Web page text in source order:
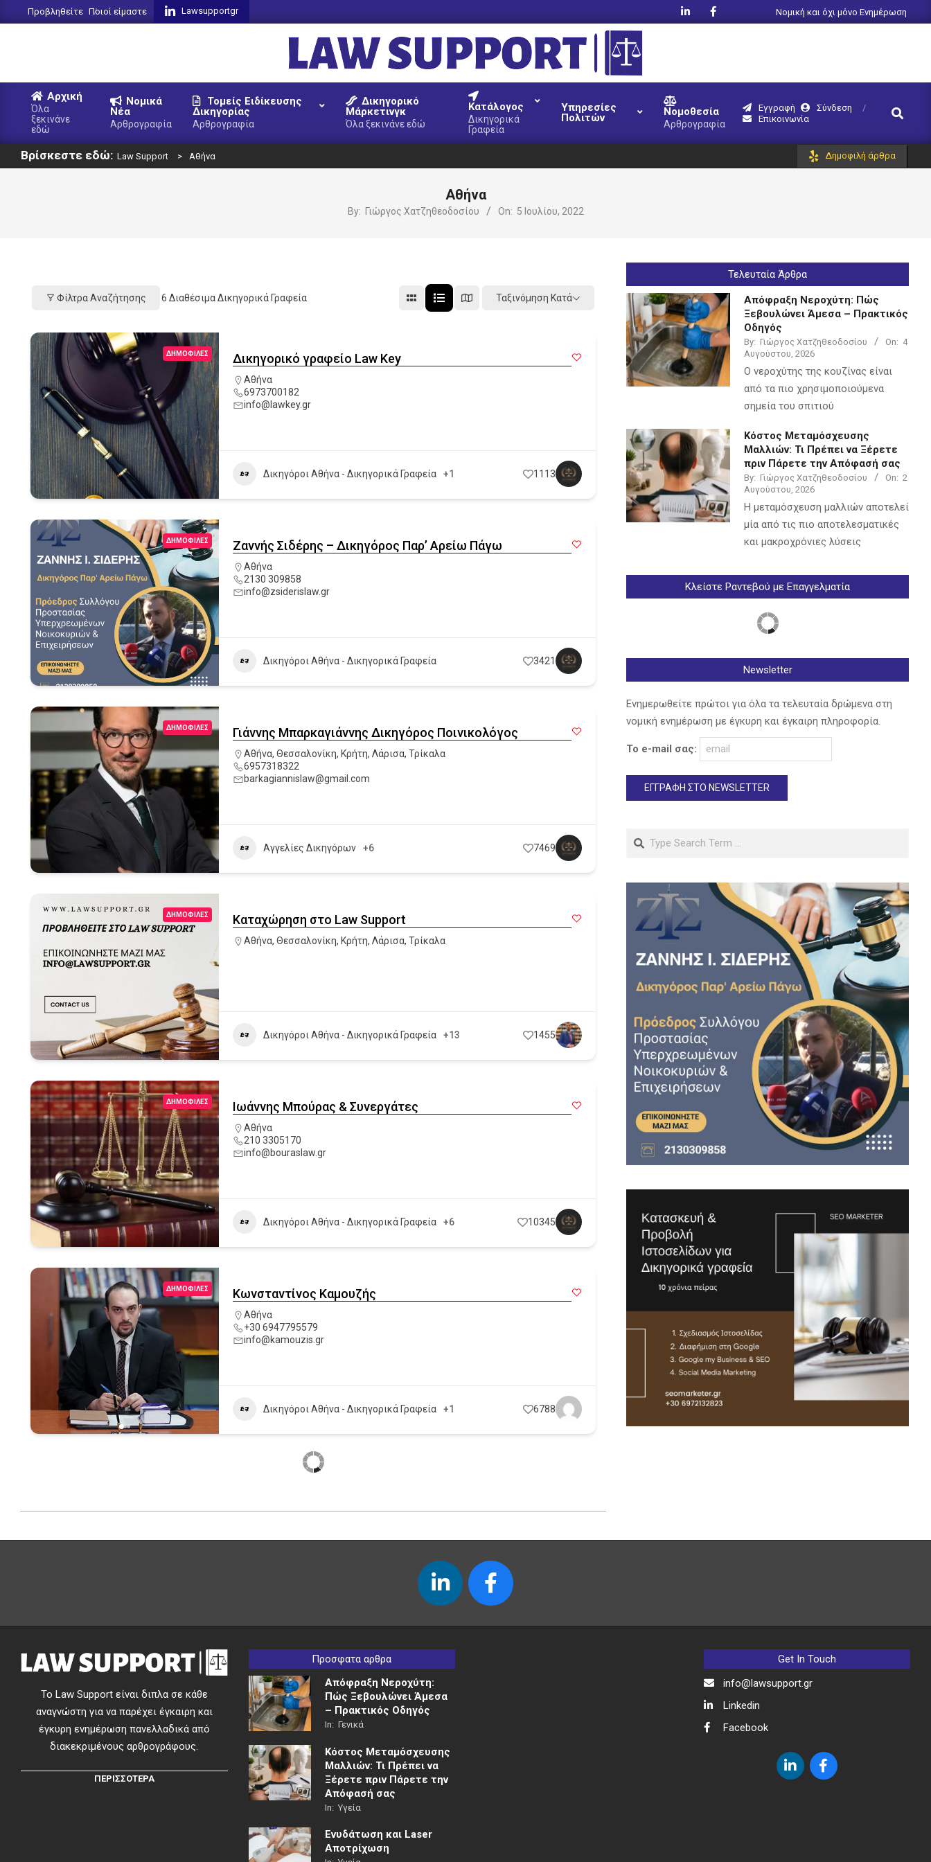
to
Προβληθείτε Ποιοί είμαστε Lawsupportgr Νομική και όχι μόνο Ενημέρωση
LAW
SUPPORT
Primary
Menu
Αρχική
Όλα
ξεκινάνε
εδώ
Νομικά
Νέα
Αρθρογραφία
Τομείς Ειδίκευσης
Δικηγορίας
Αρθρογραφία
Δικηγορικό
Μάρκετινγκ
Όλα ξεκινάνε εδώ
Κατάλογος
Δικηγορικά
Γραφεία
Υπηρεσίες
Πολιτών
Νομοθεσία
Αρθρογραφία
Εγγραφή
Σύνδεση
Επικοινωνία
Search
Βρίσκεστε εδώ: Law Support > Αθήνα Δημοφιλή άρθρα
Αθήνα
By: Γιώργος Χατζηθεοδοσίου On: 5 Ιουλίου, 2022
Φίλτρα Αναζήτησης 6 Διαθέσιμα Δικηγορικά Γραφεία Ταξινόμηση Κατά
ΔΗΜΟΦΙΛΈΣ Δικηγορικό γραφείο Law Key
Αθήνα
6973700182
info@lawkey.gr
Δικηγόροι Αθήνα - Δικηγορικά Γραφεία +1 1113
ΔΗΜΟΦΙΛΈΣ Ζαννής Σιδέρης – Δικηγόρος Παρ’ Αρείω Πάγω
Αθήνα
2130 309858
info@zsiderislaw.gr
Δικηγόροι Αθήνα - Δικηγορικά Γραφεία 3421
ΔΗΜΟΦΙΛΈΣ Γιάννης Μπαρκαγιάννης Δικηγόρος Ποινικολόγος
Αθήνα, Θεσσαλονίκη, Κρήτη, Λάρισα, Τρίκαλα
6957318322
barkagiannislaw@gmail.com
Αγγελίες Δικηγόρων +6 7469
ΔΗΜΟΦΙΛΈΣ Καταχώρηση στο Law Support
Αθήνα, Θεσσαλονίκη, Κρήτη, Λάρισα, Τρίκαλα
Δικηγόροι Αθήνα - Δικηγορικά Γραφεία +13 1455
ΔΗΜΟΦΙΛΈΣ Ιωάννης Μπούρας & Συνεργάτες
Αθήνα
210 3305170
info@bouraslaw.gr
Δικηγόροι Αθήνα - Δικηγορικά Γραφεία +6 10345
ΔΗΜΟΦΙΛΈΣ Κωνσταντίνος Καμουζής
Αθήνα
+30 6947795579
info@kamouzis.gr
Δικηγόροι Αθήνα - Δικηγορικά Γραφεία +1 6788
Τελευταία Άρθρα
Απόφραξη Νεροχύτη: Πώς
Ξεβουλώνει Άμεσα – Πρακτικός
Οδηγός
By: Γιώργος Χατζηθεοδοσίου On: 4
Αυγούστου, 2026
Ο νεροχύτης της κουζίνας είναι
από τα πιο χρησιμοποιούμενα
σημεία του σπιτιού
Κόστος Μεταμόσχευσης
Μαλλιών: Τι Πρέπει να Ξέρετε
πριν Πάρετε την Απόφασή σας
By: Γιώργος Χατζηθεοδοσίου On: 2
Αυγούστου, 2026
Η μεταμόσχευση μαλλιών αποτελεί
μία από τις πιο αποτελεσματικές
και μακροχρόνιες λύσεις
Κλείστε Ραντεβού με Επαγγελματία
Newsletter
Ενημερωθείτε πρώτοι για όλα τα τελευταία δρώμενα στη
νομική ενημέρωση με έγκυρη και έγκαιρη πληροφορία.
Το e-mail σας:
Search
Το Law Support είναι διπλα σε κάθε
αναγνώστη για να παρέχει έγκαιρη και
έγκυρη ενημέρωση πανελλαδικά από
διακεκριμένους αρθρογράφους.
ΠΕΡΙΣΣΟΤΕΡΑ
Προσφατα αρθρα
Απόφραξη Νεροχύτη:
Πώς Ξεβουλώνει Άμεσα
– Πρακτικός Οδηγός
In: Γενικά
Κόστος Μεταμόσχευσης
Μαλλιών: Τι Πρέπει να
Ξέρετε πριν Πάρετε την
Απόφασή σας
In: Υγεία
Ενυδάτωση και Laser
Αποτρίχωση
Get In Touch
info@lawsupport.gr
Linkedin
Facebook